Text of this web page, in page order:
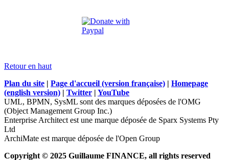
Retour en haut
Plan du site | Page d'accueil (version française) | Homepage
(english version) | Twitter | YouTube
UML, BPMN, SysML sont des marques déposées de l'OMG
(Object Management Group Inc.)
Enterprise Architect est une marque déposée de Sparx Systems Pty
Ltd
ArchiMate est marque déposée de l'Open Group
Copyright © 2025 Guillaume FINANCE, all rights reserved